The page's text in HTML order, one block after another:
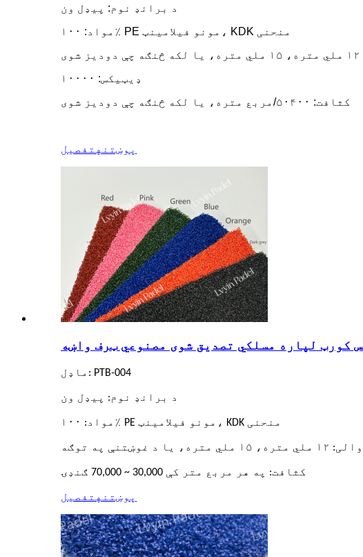
د برانډ نوم: پیډل ون
مواد: ۱۰۰٪ PE مونو فیلامینټ، KDK منحنی
ډیټیکس: ۱۰۰۰۰
کثافت: ۵۰۴۰۰/مربع متره، یا لکه څنګه چې دودیز شوی
پوښتنه تفصیل
ماډل: PTB-004
د برانډ نوم: پیډل ون
مواد: ۱۰۰٪ PE مونو فیلامینټ، KDK منحنی
د غوښتنې په توګه
کثافت: په هر مربع متر کې 30,000 ~ 70,000 ګنډۍ
پوښتنه تفصیل